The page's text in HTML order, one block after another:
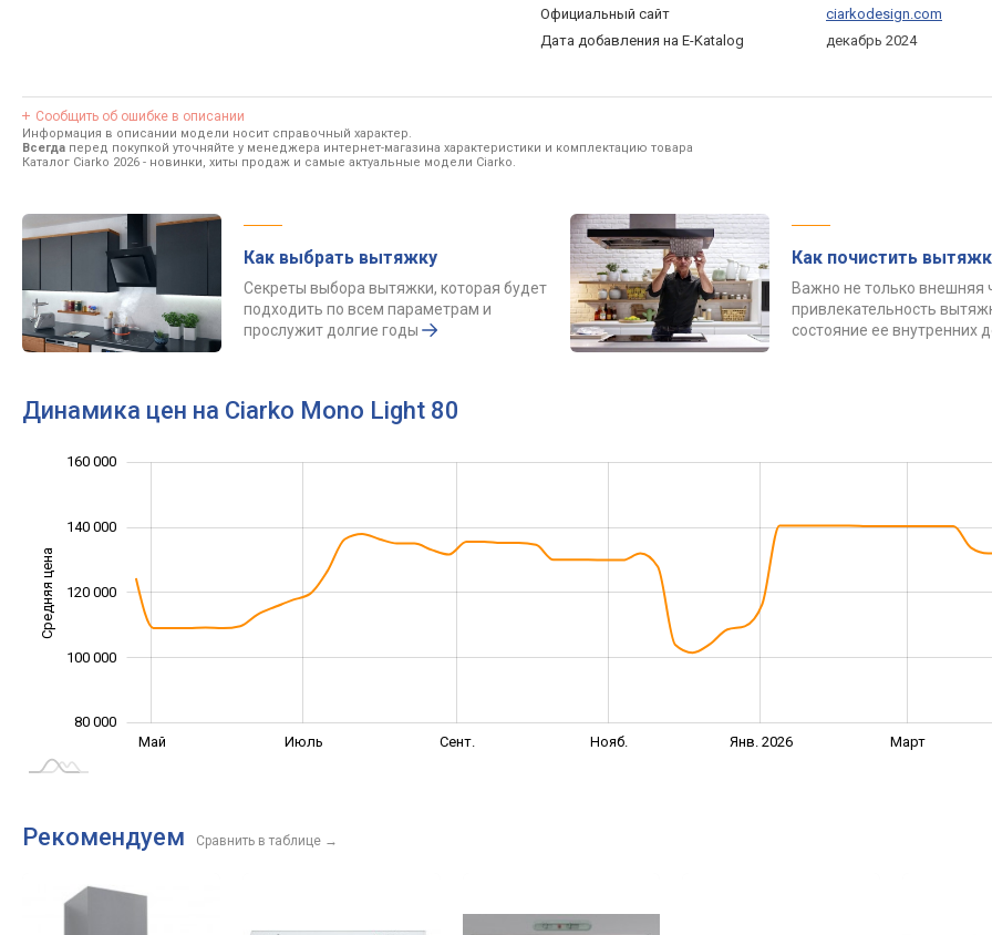
Официальный сайт
ciarkodesign.com
Дата добавления на E-Katalog
декабрь 2024
Сообщить об ошибке в описании
Информация в описании модели носит справочный характер.
Всегда перед покупкой уточняйте у менеджера интернет-магазина характеристики и комплектацию товара
Каталог Ciarko 2026 - новинки, хиты продаж и самые актуальные модели Ciarko.
Как выбрать вытяжку
Секреты выбора вытяжки, которая будет
подходить по всем параметрам и
прослужит долгие годы
Как почистить
Важно не только внешняя
привлекательность
состояние ее внутренних
Динамика цен на Ciarko Mono Light 80
Средняя цена 100 000
80 000
100 000
120 000
140 000
160 000
МартМай Июль Сент. Нояб. Янв. 2026 Март
Июль
Рекомендуем Сравнить в таблице →